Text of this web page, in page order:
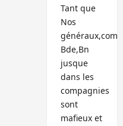
Tant que
Nos
généraux,com
Bde,Bn
jusque
dans les
compagnies
sont
mafieux et